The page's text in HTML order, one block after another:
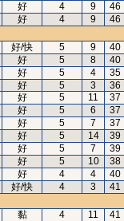
好 4 9
46
好 4 9
46
好/快 5 9
40
好 5 8
40
好 5 4
35
好 5 3
36
好 5 11
37
好 5 6
37
好 5 7
37
好 5 14
39
好 5 7
39
好 5 10
38
好 4 4
40
好/快 4 3
41
黏 4 11
41